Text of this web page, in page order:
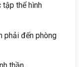
tập thể hình
phải đến phòng